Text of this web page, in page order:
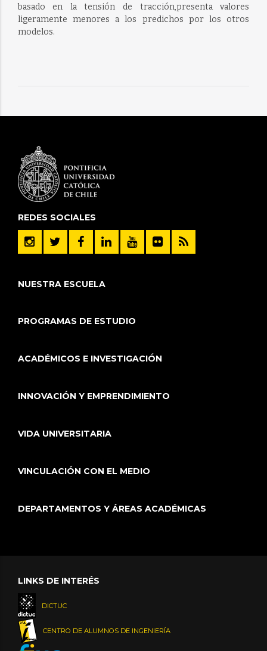
basado en la tensión de tracción,presenta valores
ligeramente menores a los predichos por los otros
modelos.
REDES SOCIALES
NUESTRA ESCUELA
PROGRAMAS DE ESTUDIO
ACADÉMICOS E INVESTIGACIÓN
INNOVACIÓN Y EMPRENDIMIENTO
VIDA UNIVERSITARIA
VINCULACIÓN CON EL MEDIO
DEPARTAMENTOS Y ÁREAS ACADÉMICAS
LINKS DE INTERÉS
DICTUC
CENTRO DE ALUMNOS DE INGENIERÍA